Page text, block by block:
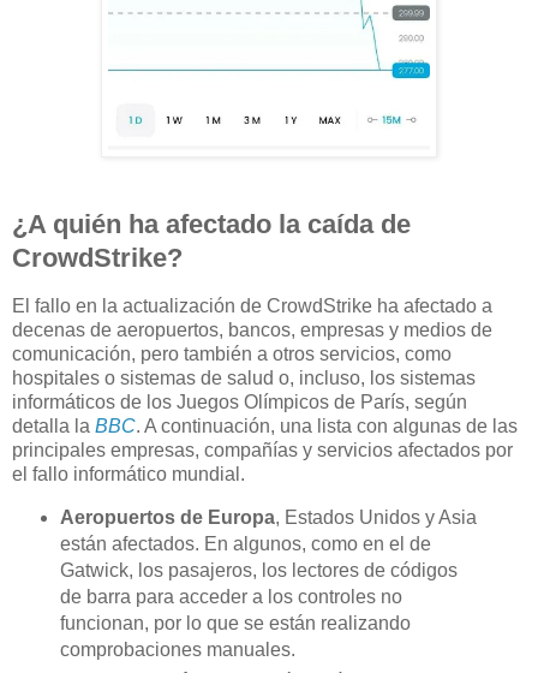
¿A quién ha afectado la caída de
CrowdStrike?
El fallo en la actualización de CrowdStrike ha afectado a
decenas de aeropuertos, bancos, empresas y medios de
comunicación, pero también a otros servicios, como
hospitales o sistemas de salud o, incluso, los sistemas
informáticos de los Juegos Olímpicos de París, según
detalla la BBC. A continuación, una lista con algunas de las
principales empresas, compañías y servicios afectados por
el fallo informático mundial.
Aeropuertos de Europa, Estados Unidos y Asia
están afectados. En algunos, como en el de
Gatwick, los pasajeros, los lectores de códigos
de barra para acceder a los controles no
funcionan, por lo que se están realizando
comprobaciones manuales.